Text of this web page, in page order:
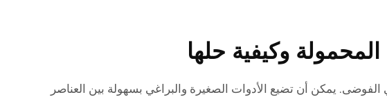
وكيفية حلها
يمكن أن تضيع الأدوات الصغيرة والبراغي بسهولة بين العناصر